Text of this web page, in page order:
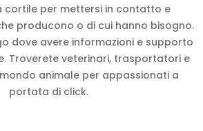
cortile per mettersi in contatto e
producono o di cui hanno bisogno.
dove avere informazioni e supporto
Troverete veterinari, trasportatori e
animale per appassionati a
portata di click.